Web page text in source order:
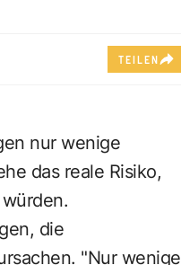
TEILEN
nur wenige
das reale Risiko,
die
"Nur wenige